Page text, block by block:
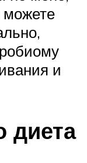
можете
и
диета